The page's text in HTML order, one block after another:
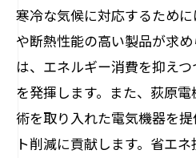
寒冷な気候に対応するため
や断熱性能の高い製品が求
は、エネルギー消費を抑え
を発揮します。また、荻原
術を取り入れた電気機器を
ト削減に貢献します。省エ